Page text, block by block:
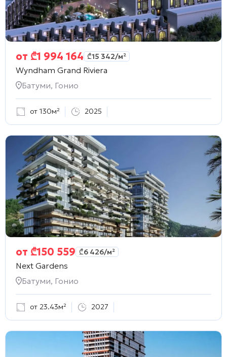
от ₾1 994 164 ₾15 342/м²
Wyndham Grand Riviera
Батуми, Гонио
от 130м² 2025
от ₾150 559 ₾6 426/м²
Next Gardens
Батуми, Гонио
от 23.43м² 2027